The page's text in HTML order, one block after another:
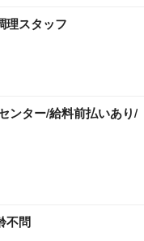
理スタッフ
ンター/給料前払いあり/
不問